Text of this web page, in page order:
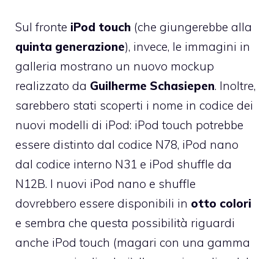
Sul fronte iPod touch (che giungerebbe alla
quinta generazione), invece, le immagini in
galleria mostrano un nuovo mockup
realizzato da Guilherme Schasiepen. Inoltre,
sarebbero stati scoperti i nome in codice dei
nuovi modelli di iPod: iPod touch potrebbe
essere distinto dal codice N78, iPod nano
dal codice interno N31 e iPod shuffle da
N12B. I nuovi iPod nano e shuffle
dovrebbero essere disponibili in otto colori
e sembra che questa possibilità riguardi
anche iPod touch (magari con una gamma